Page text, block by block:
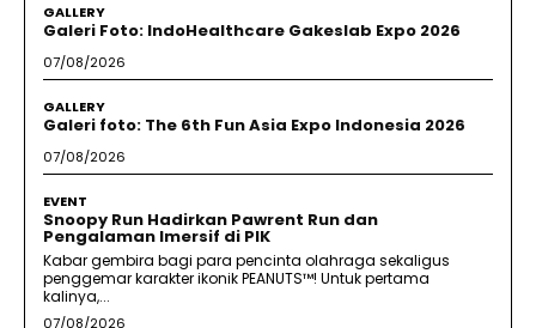
GALLERY
Galeri Foto: IndoHealthcare Gakeslab Expo 2026
07/08/2026
GALLERY
Galeri foto: The 6th Fun Asia Expo Indonesia 2026
07/08/2026
EVENT
Snoopy Run Hadirkan Pawrent Run dan
Pengalaman Imersif di PIK
Kabar gembira bagi para pencinta olahraga sekaligus
penggemar karakter ikonik PEANUTS™! Untuk pertama
kalinya,...
07/08/2026